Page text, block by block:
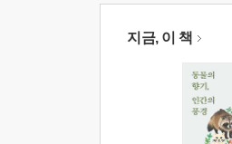
지금, 이 책